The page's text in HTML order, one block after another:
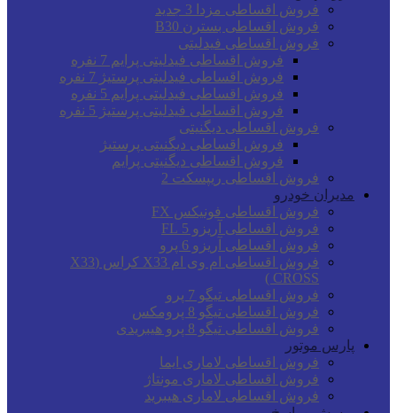
فروش اقساطی مزدا 3 جدید
فروش اقساطی بسترن B30
فروش اقساطی فیدلیتی
فروش اقساطی فیدلیتی پرایم 7 نفره
فروش اقساطی فیدلیتی پرستیژ 7 نفره
فروش اقساطی فیدلیتی پرایم 5 نفره
فروش اقساطی فیدلیتی پرستیژ 5 نفره
فروش اقساطی دیگنیتی
فروش اقساطی دیگنیتی پرستیژ
فروش اقساطی دیگنیتی پرایم
فروش اقساطی ریپسکت 2
مدیران خودرو
فروش اقساطی فونیکس FX
فروش اقساطی آریزو 5 FL
فروش اقساطی آریزو 6 پرو
فروش اقساطی ام وی ام X33 کراس (X33
CROSS )
فروش اقساطی تیگو 7 پرو
فروش اقساطی تیگو 8 پرومکس
فروش اقساطی تیگو 8 پرو هیبریدی
پارس موتور
فروش اقساطی لاماری ایما
فروش اقساطی لاماری مونتاژ
فروش اقساطی لاماری هیبرید